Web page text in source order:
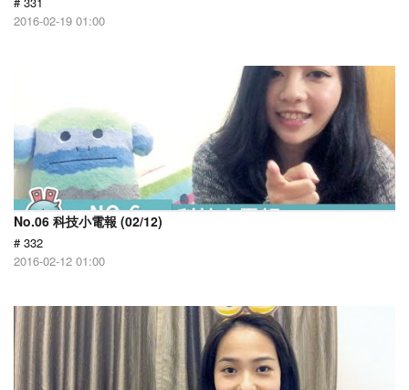
2016-02-19 01:00
No.06 科技小電報 (02/12)
# 332
2016-02-12 01:00